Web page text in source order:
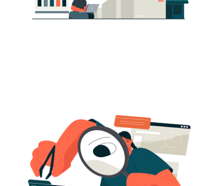
Spain
Ukraine
United Kingdom
United States